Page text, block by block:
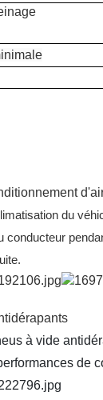
du
conducteur
à vide
de